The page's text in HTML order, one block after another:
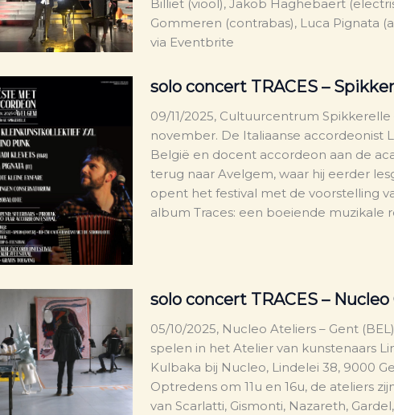
Billiet (viool), Jakob Haghebaert
Gommeren (contrabas), Luca Pignata
via Eventbrite
solo concert TRACES –
09/11/2025, Cultuurcentrum
november. De Italiaanse accordeonist
België en docent accordeon aan de
terug naar Avelgem, waar hij eerder
opent het festival met de voorstelling
album Traces: een boeiende muzikale
solo concert TRACES –
05/10/2025, Nucleo Ateliers – Gent
spelen in het Atelier van kunstenaars
Kulbaka bij Nucleo, Lindelei 38, 9000
Optredens om 11u en 16u, de ateliers
van Scarlatti, Gismonti, Nazareth,